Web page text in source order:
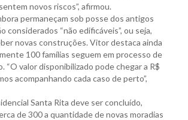
novos riscos”, afirmou.
permaneçam sob posse dos antigos
considerados “não edificáveis”, ou seja,
novas construções. Vitor destaca ainda
100 famílias seguem em processo de
“O valor disponibilizado pode chegar a R$
acompanhando cada caso de perto”,
Santa Rita deve ser concluído,
de 300 a quantidade de novas moradias